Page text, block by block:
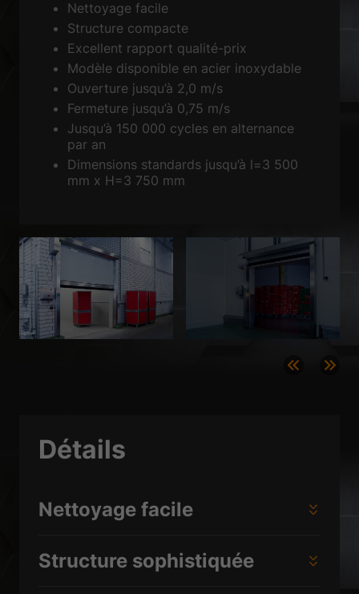
Nettoyage facile
Structure compacte
Excellent rapport qualité-prix
Modèle disponible en acier inoxydable
Ouverture jusqu’à 2,0 m/s
Fermeture jusqu’à 0,75 m/s
Jusqu’à 150 000 cycles en alternance
par an
Dimensions standards jusqu’à l=3 500
mm x H=3 750 mm
Détails
Nettoyage facile
Structure sophistiquée
Accepter tout
Accepter uniquement les cookies essentiels
Retour
Préférence de confidentialité
Essentiels (1)
Les cookies essentiels permettent des fonctions de base et sont
Afficher les informations du cookie
Les cookies de statistiques collectent des informations de façon
anonyme. Ces informations nous aident à comprendre la façon dont les
visiteurs utilisent notre site Web.
Afficher les informations du cookie
Médias externes (3)
de médias externes sont acceptés, l'accès à ces contenus ne nécessite